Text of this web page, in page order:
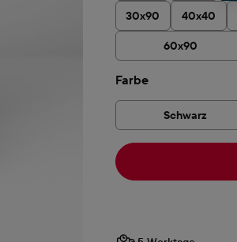
30x90 40x40
60x90
Farbeauswählen
Schwarz